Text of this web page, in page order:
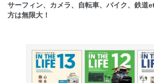
サーフィン、カメラ、自転車、バイク、鉄道
方は無限大！